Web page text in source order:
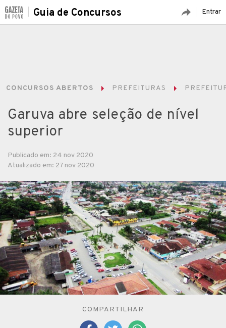
Entrar
Guia de Concursos
CONCURSOS ABERTOS PREFEITURAS
Garuva abre seleção de nível
superior
Publicado em: 24 nov 2020
Atualizado em: 27 nov 2020
COMPARTILHAR